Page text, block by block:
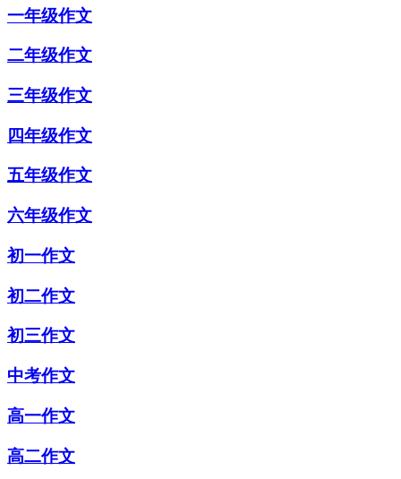
一年级作文
二年级作文
三年级作文
四年级作文
五年级作文
六年级作文
初一作文
初二作文
初三作文
中考作文
高一作文
高二作文